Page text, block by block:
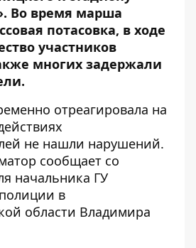
Во время марша
потасовка, в ходе
участников
многих задержали
отреагировала на
не нашли нарушений.
сообщает со
начальника ГУ
в
области Владимира